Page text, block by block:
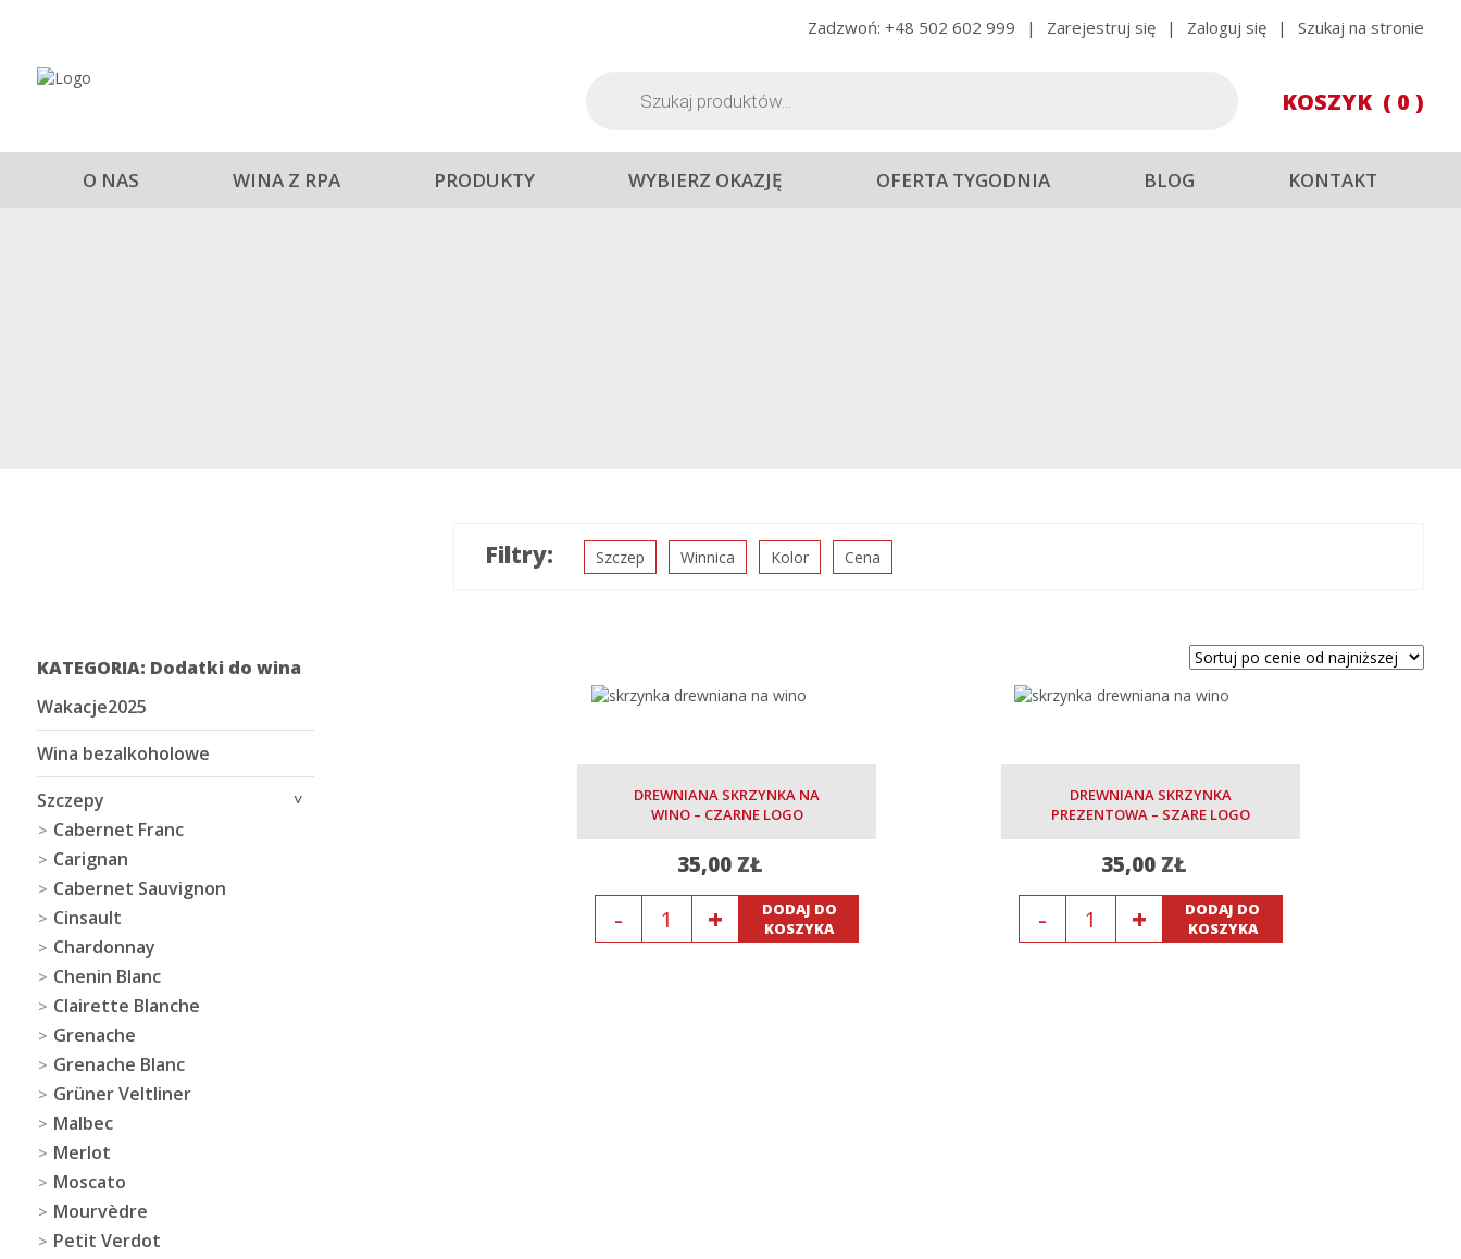
Zadzwoń: +48 502 602 999 | Zarejestruj się | Zaloguj się | Szukaj na stronie
produktów KOSZYK ( 0 )
O NAS WINA Z RPA PRODUKTY WYBIERZ OKAZJĘ OFERTA TYGODNIA BLOG KONTAKT
Filtry: Szczep Winnica Kolor Cena
KATEGORIA: Dodatki do wina
Wakacje2025
Wina bezalkoholowe
Szczepy
Cabernet Franc
Carignan
Cabernet Sauvignon
Cinsault
Chardonnay
Chenin Blanc
Clairette Blanche
Grenache
Grenache Blanc
Grüner Veltliner
Malbec
Merlot
Moscato
Mourvèdre
Petit Verdot
DREWNIANA SKRZYNKA NA
WINO – CZARNE LOGO
35,00 ZŁ
DODAJ DO
KOSZYKA
DREWNIANA SKRZYNKA
PREZENTOWA – SZARE LOGO
35,00 ZŁ
DODAJ DO
KOSZYKA